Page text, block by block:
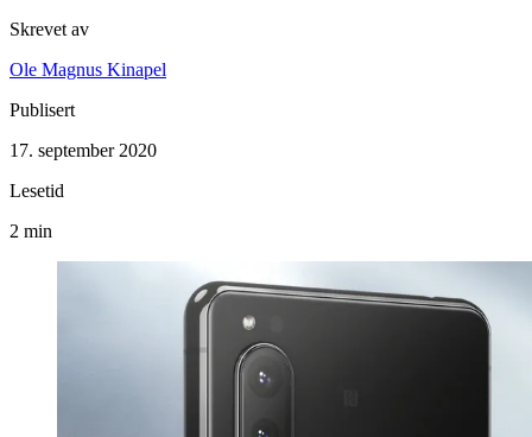
Skrevet av
Ole Magnus Kinapel
Publisert
17. september 2020
Lesetid
2 min